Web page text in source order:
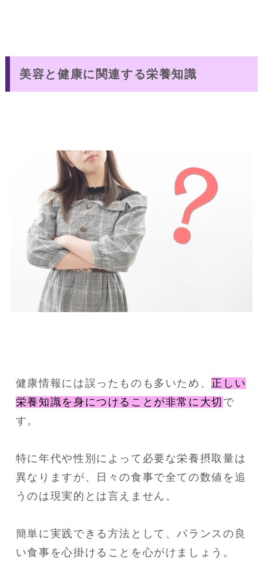
美容と健康に関連する栄養知識
健康情報には誤ったものも多いため、 正しい
栄養知識を身につけることが非常に大切 で
す。
特に年代や性別によって必要な栄養摂取量は
異なりますが、日々の食事で全ての数値を追
うのは現実的とは言えません。
簡単に実践できる方法として、バランスの良
い食事を心掛けることを心がけましょう。